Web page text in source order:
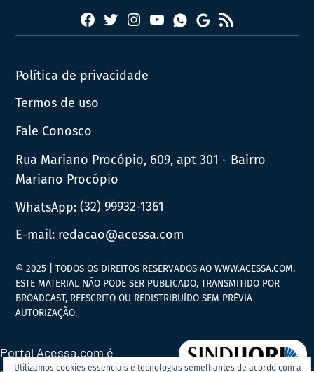
Facebook
TwitterInstagram
YouTubeWhatsapp
Google
News
RSS
Política de privacidade
Termos de uso
Fale Conosco
Rua Mariano Procópio, 609, apt 301 - Bairro
Mariano Procópio
WhatsApp:(32) 99932-1361
E-mail: redacao@acessa.com
Utilizamos cookies essenciais e tecnologias semelhantes de acordo com a
© 2025 | TODOS OS DIREITOS RESERVADOS AO WWW.ACESSA.COM.
ESTE MATERIAL NÃO PODE SER PUBLICADO, TRANSMITIDO POR
BROADCAST, REESCRITO OU REDISTRIBUÍDO SEM PRÉVIA
AUTORIZAÇÃO.
Portal Acessa.com é